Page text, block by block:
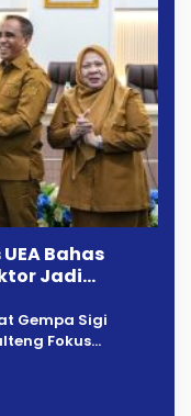
Bahas
Jadi
Gempa Sigi
Fokus